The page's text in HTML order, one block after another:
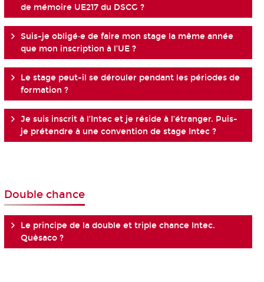
de mémoire UE217 du DSCG ?
Suis-je obligé·e de faire mon stage la même année
que mon inscription à l’UE ?
Le stage peut-il se dérouler pendant les périodes de
formation ?
Je suis inscrit à l’Intec et je réside à l’étranger. Puis-
je prétendre à une convention de stage Intec ?
Double chance
Le principe de la double et triple chance Intec.
Quèsaco ?